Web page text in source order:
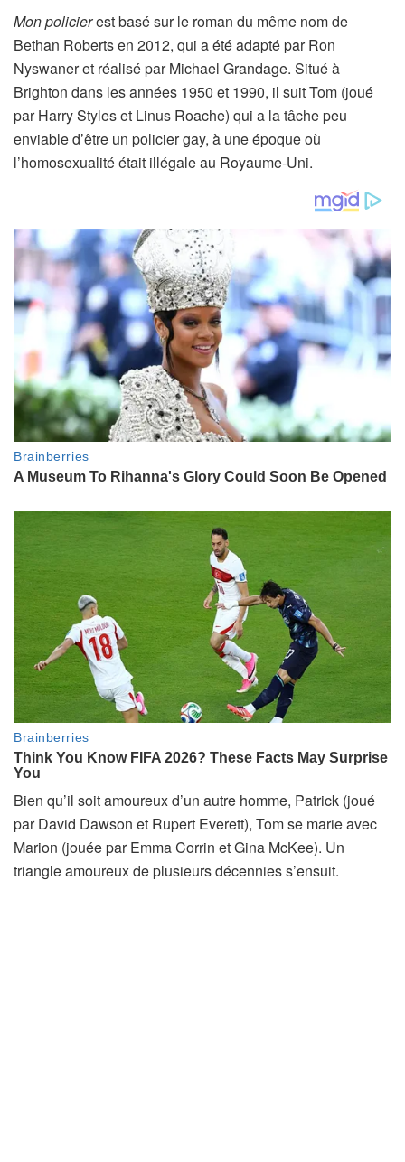
Mon policierest basé sur le roman du même nom de
Bethan Roberts en 2012, qui a été adapté par Ron
Nyswaner et réalisé par Michael Grandage. Situé à
Brighton dans les années 1950 et 1990, il suit Tom (joué
par Harry Styles et Linus Roache) qui a la tâche peu
enviable d’être un policier gay, à une époque où
l’homosexualité était illégale au Royaume-Uni.
Bien qu’il soit amoureux d’un autre homme, Patrick (joué
par David Dawson et Rupert Everett), Tom se marie avec
Marion (jouée par Emma Corrin et Gina McKee). Un
triangle amoureux de plusieurs décennies s’ensuit.